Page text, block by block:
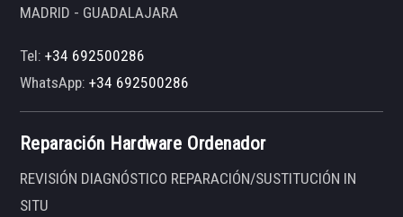
MADRID - GUADALAJARA
Tel:+34 692500286
WhatsApp:+34 692500286
Reparación Hardware Ordenador
REVISIÓN DIAGNÓSTICO REPARACIÓN/SUSTITUCIÓN IN
SITU